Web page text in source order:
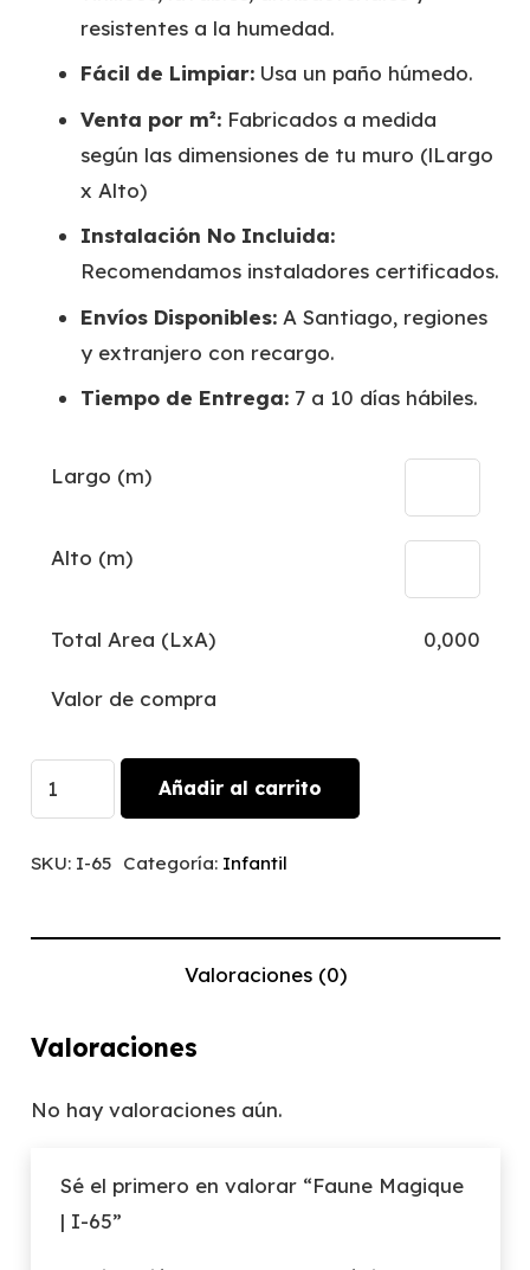
resistentes a la humedad.
Fácil de Limpiar: Usa un paño húmedo.
Venta por m²: Fabricados a medida
según las dimensiones de tu muro (lLargo
x Alto)
Instalación No Incluida:
Recomendamos instaladores certificados.
Envíos Disponibles: A Santiago, regiones
y extranjero con recargo.
Tiempo de Entrega: 7 a 10 días hábiles.
Largo (m)
Alto (m)
Total Area (LxA) 0,000
Valor de compra
Magique
Añadir al carrito
SKU: I-65 Categoría: Infantil
Valoraciones (0)
Valoraciones
No hay valoraciones aún.
Sé el primero en valorar “Faune Magique
| I-65”